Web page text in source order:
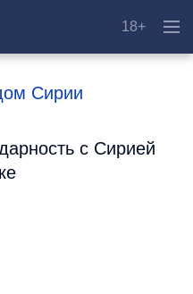
18+
Сирии
с Сирией